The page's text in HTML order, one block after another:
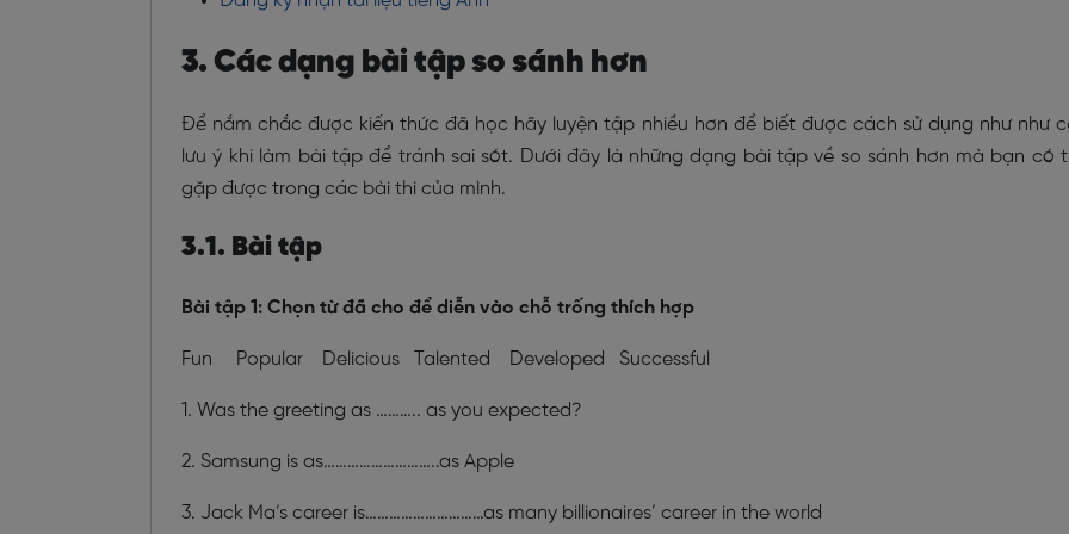
3. Các dạng bài tập so sánh hơn
Để nắm chắc được kiến thức đã học hãy luyện tập nhiều hơn để biết được cách sử dụng như như
lưu ý khi làm bài tập để tránh sai sót. Dưới đây là những dạng bài tập về so sánh hơn mà bạn có
gặp được trong các bài thi của mình.
3.1. Bài tập
Bài tập 1: Chọn từ đã cho để diễn vào chỗ trống thích hợp
Fun Popular Delicious Talented Developed Successful
1. Was the greeting as ……….. as you expected?
2. Samsung is as………………………..as Apple
3. Jack Ma’s career is…………………………as many billionaires’ career in the world